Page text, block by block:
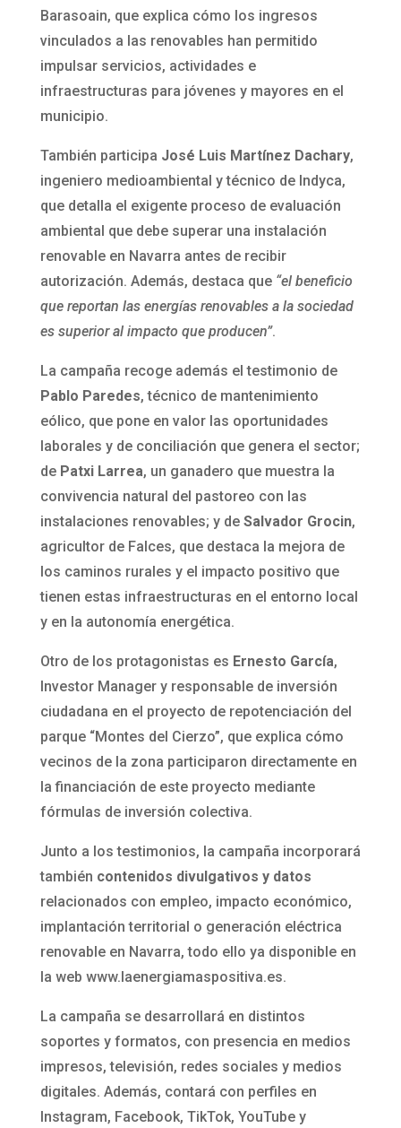
Barasoain, que explica cómo los ingresos
vinculados a las renovables han permitido
impulsar servicios, actividades e
infraestructuras para jóvenes y mayores en el
municipio.
También participa José Luis Martínez Dachary,
ingeniero medioambiental y técnico de Indyca,
que detalla el exigente proceso de evaluación
ambiental que debe superar una instalación
renovable en Navarra antes de recibir
autorización. Además, destaca que “el beneficio
que reportan las energías renovables a la sociedad
es superior al impacto que producen”.
La campaña recoge además el testimonio de
Pablo Paredes, técnico de mantenimiento
eólico, que pone en valor las oportunidades
laborales y de conciliación que genera el sector;
de Patxi Larrea, un ganadero que muestra la
convivencia natural del pastoreo con las
instalaciones renovables; y de Salvador Grocin,
agricultor de Falces, que destaca la mejora de
los caminos rurales y el impacto positivo que
tienen estas infraestructuras en el entorno local
y en la autonomía energética.
Otro de los protagonistas es Ernesto García,
Investor Manager y responsable de inversión
ciudadana en el proyecto de repotenciación del
parque “Montes del Cierzo”, que explica cómo
vecinos de la zona participaron directamente en
la financiación de este proyecto mediante
fórmulas de inversión colectiva.
Junto a los testimonios, la campaña incorporará
también contenidos divulgativos y datos
relacionados con empleo, impacto económico,
implantación territorial o generación eléctrica
renovable en Navarra, todo ello ya disponible en
la web www.laenergiamaspositiva.es.
La campaña se desarrollará en distintos
soportes y formatos, con presencia en medios
impresos, televisión, redes sociales y medios
digitales. Además, contará con perfiles en
Instagram, Facebook, TikTok, YouTube y